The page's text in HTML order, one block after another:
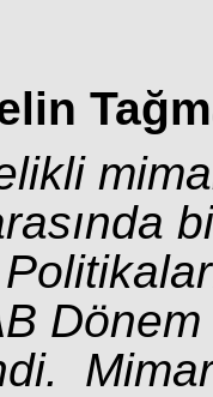
Dönem